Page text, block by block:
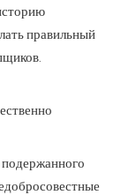
правильный